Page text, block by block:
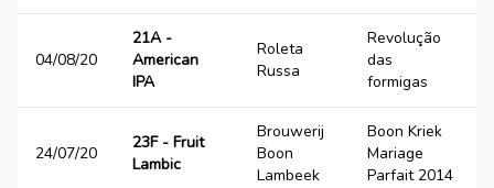
04/08/20
21A -
American
IPA
Roleta
Russa
Revolução
das
formigas
24/07/20
23F - Fruit
Lambic
Brouwerij
Boon
Lambeek
Boon Kriek
Mariage
Parfait 2014